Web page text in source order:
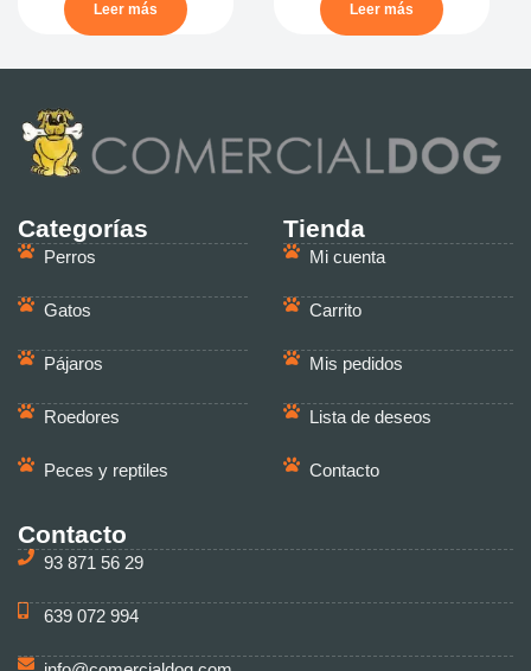
Leer más Leer más
Categorías
Perros
Gatos
Pájaros
Roedores
Peces y reptiles
Tienda
Mi cuenta
Carrito
Mis pedidos
Lista de deseos
Contacto
Contacto
93 871 56 29
639 072 994